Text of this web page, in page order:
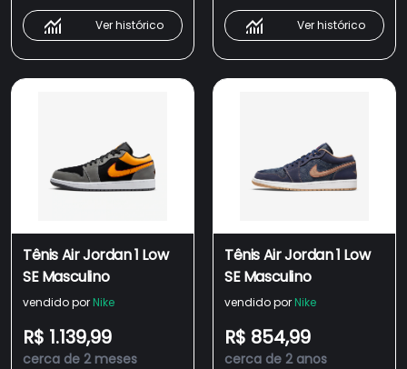
Ver histórico Ver histórico
Tênis Air Jordan 1 Low
SE Masculino
vendido por Nike
R$ 1.139,99
cerca de 2 meses
Tênis Air Jordan 1 Low
SE Masculino
vendido por Nike
R$ 854,99
cerca de 2 anos